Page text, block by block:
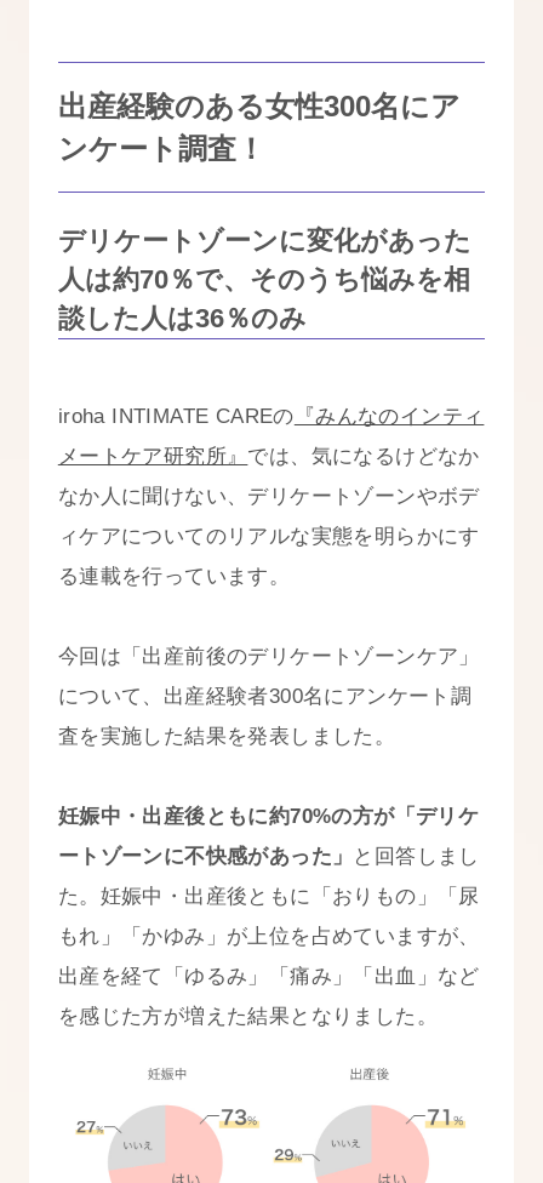
出産経験のある女性300名にア
ンケート調査！
デリケートゾーンに変化があった
人は約70％で、そのうち悩みを相
談した人は36％のみ
iroha INTIMATE CAREの 『みんなのインティ
メートケア研究所』 では、気になるけどなか
なか人に聞けない、デリケートゾーンやボデ
ィケアについてのリアルな実態を明らかにす
る連載を行っています。
今回は「出産前後のデリケートゾーンケア」
について、出産経験者300名にアンケート調
査を実施した結果を発表しました。
妊娠中・出産後ともに約70%の方が「デリケ
ートゾーンに不快感があった」
と回答しまし
た。妊娠中・出産後ともに「おりもの」「尿
もれ」「かゆみ」が上位を占めていますが、
出産を経て「ゆるみ」「痛み」「出血」など
を感じた方が増えた結果となりました。